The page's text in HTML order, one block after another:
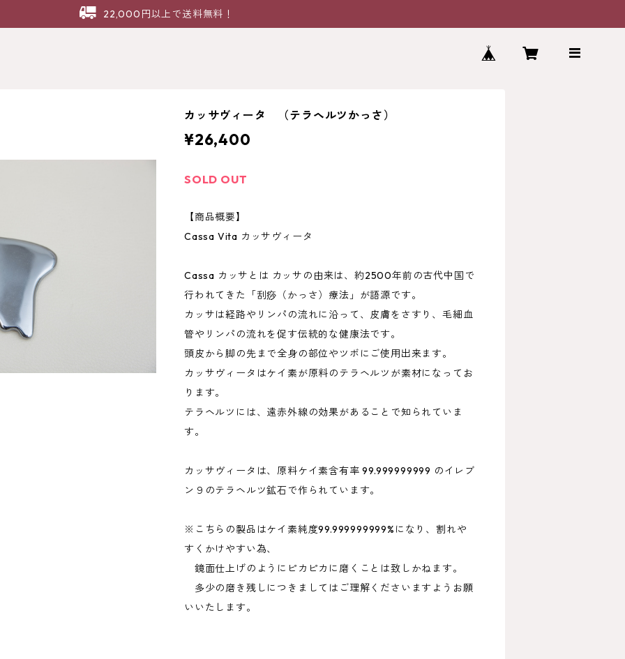
22,000円以上で送料無料！
カッサヴィータ （テラヘルツかっさ）
¥26,400
SOLD OUT
【商品概要】
Cassa Vita カッサヴィータ
Cassa カッサとは カッサの由来は、約2500年前の古代中国で
行われてきた「刮痧（かっさ）療法」が語源です。
カッサは経路やリンパの流れに沿って、皮膚をさすり、毛細血
管やリンパの流れを促す伝統的な健康法です。
頭皮から脚の先まで全身の部位やツボにご使用出来ます。
カッサヴィータはケイ素が原料のテラヘルツが素材になってお
ります。
テラヘルツには、遠赤外線の効果があることで知られていま
す。
カッサヴィータは、原料ケイ素含有率 99.999999999 のイレブ
ン９のテラヘルツ鉱石で作られています。
※こちらの製品はケイ素純度99.999999999%になり、割れや
すくかけやすい為、
鏡面仕上げのようにピカピカに磨くことは致しかねます。
多少の磨き残しにつきましてはご理解くださいますようお願
いいたします。